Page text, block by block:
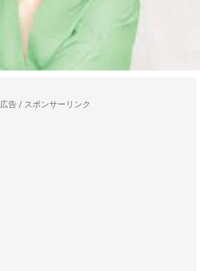
広告 / スポンサーリンク